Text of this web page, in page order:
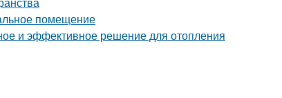
помещение
и эффективное решение для отопления